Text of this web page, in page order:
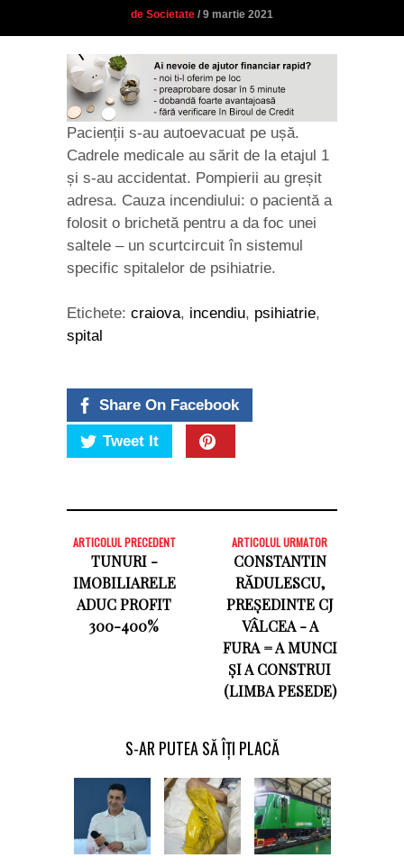
de Societate / 9 martie 2021
Pacienții s-au autoevacuat pe ușă.
Cadrele medicale au sărit de la etajul 1
și s-au accidentat. Pompierii au greșit
adresa. Cauza incendiului: o pacientă a
folosit o brichetă pentru a da foc unei
saltele – un scurtcircuit în sistemul
specific spitalelor de psihiatrie.
Etichete: craiova, incendiu, psihiatrie,
spital
Share On Facebook
Tweet It
ARTICOLUL PRECEDENT
TUNURI -
IMOBILIARELE
ADUC PROFIT
300-400%
ARTICOLUL URMATOR
CONSTANTIN
RĂDULESCU,
PREȘEDINTE CJ
VÂLCEA - A
FURA = A MUNCI
ȘI A CONSTRUI
(LIMBA PESEDE)
S-AR PUTEA SĂ ÎȚI PLACĂ